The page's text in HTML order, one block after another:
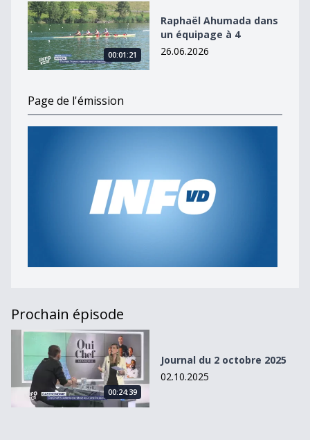
Raphaël Ahumada dans un équipage à 4
00:01:21
Raphaël Ahumada dans
un équipage à 4
26.06.2026
Page de l'émission
Prochain épisode
Journal du 2 octobre 2025
00:24:39
Journal du 2 octobre 2025
02.10.2025